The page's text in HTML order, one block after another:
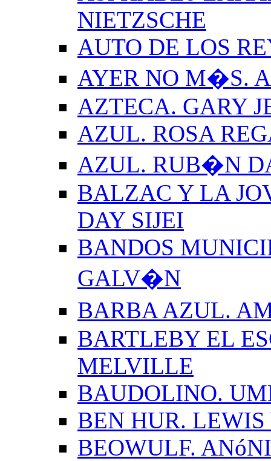
NIETZSCHE
AUTO DE LOS
AYER NO M�S.
AZTECA. GARY
AZUL. ROSA
AZUL. RUB�N
BALZAC Y LA
DAY SIJEI
BANDOS
GALV�N
BARBA AZUL.
BARTLEBY EL
MELVILLE
BAUDOLINO.
BEN HUR.
BEOWULF.